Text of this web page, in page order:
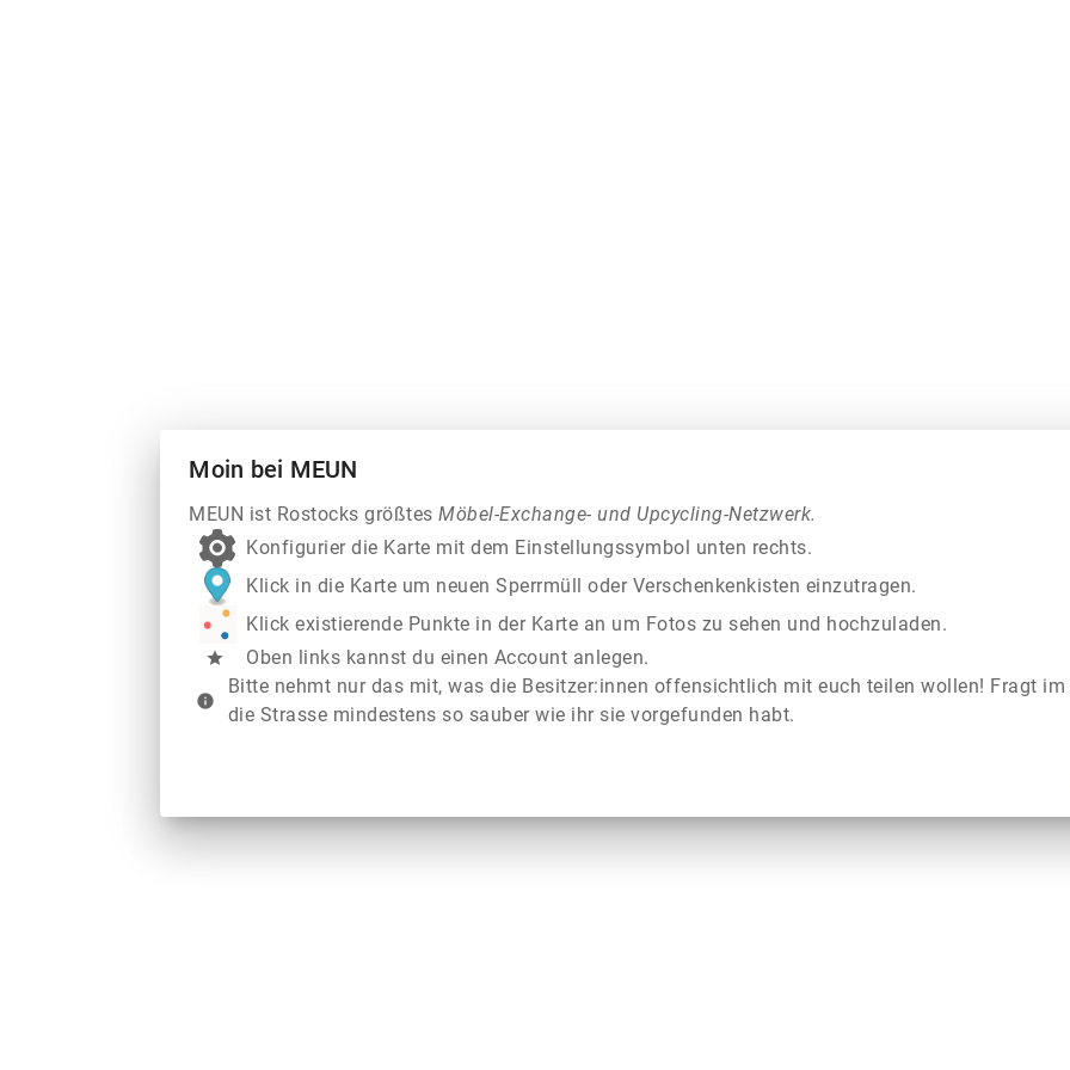
Moin bei MEUN
MEUN ist Rostocks größtesMöbel-Exchange- und Upcycling-Netzwerk.
Konfigurier die Karte mit dem Einstellungssymbol unten rechts.
Klick in die Karte um neuen Sperrmüll oder Verschenkenkisten einzutragen.
Klick existierende Punkte in der Karte an um Fotos zu sehen und hochzuladen.
star Oben links kannst du einen Account anlegen.
info
Bitte nehmt nur das mit, was die Besitzer:innen offensichtlich mit euch teilen wollen! Fragt
die Strasse mindestens so sauber wie ihr sie vorgefunden habt.